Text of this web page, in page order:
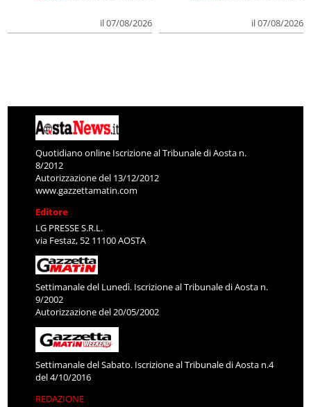
il 07/08/2026 il 07/08/2026
Quotidiano online Iscrizione al Tribunale di Aosta n.
8/2012
Autorizzazione del 13/12/2012
www.gazzettamatin.com
Editore
LG PRESSE S.R.L.
via Festaz, 52 11100 AOSTA
Settimanale del Lunedì. Iscrizione al Tribunale di Aosta n.
9/2002
Autorizzazione del 20/05/2002
Settimanale del Sabato. Iscrizione al Tribunale di Aosta n.4
del 4/10/2016
REDAZIONE